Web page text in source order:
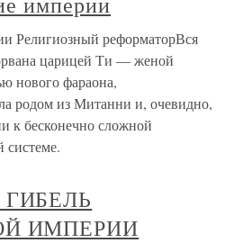
Религиозный реформаторВся
царицей Ти — женой
нового фараона,
родом из Митанни и, очевидно,
к бесконечно сложной
системе.
ИМПЕРИИ